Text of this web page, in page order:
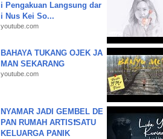
i Pengakuan Langsung dar
i Nus Kei So...
youtube.com
BAHAYA TUKANG OJEK JA
MAN SEKARANG
youtube.com
NYAMAR JADI GEMBEL DE
PAN RUMAH ARTIS❗SATU
KELUARGA PANIK